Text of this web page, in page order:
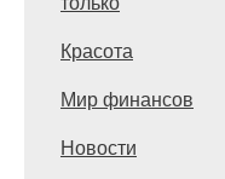
Красота
Мир финансов
Новости